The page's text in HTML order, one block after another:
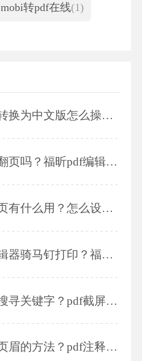
mobi转pdf在线(1)
福昕pdf编辑器界面转换为中文版怎么操作？如何添加电子签章？
福昕pdf编辑器可以翻页吗？福昕pdf编辑器是怎么设置页码的？
福昕pdf编辑器目录页有什么用？怎么设计目录？
如何设置福昕pdf编辑器骑马钉打印？福昕pdf编辑器怎么加马赛克？
福昕pdf编辑器如何搜寻关键字？pdf截屏如何操作？
福昕pdf编辑器删除页眉的方法？pdf注释有哪些功能？